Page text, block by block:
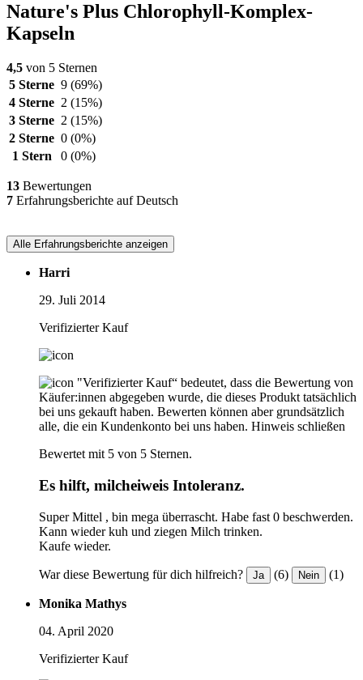
Nature's Plus Chlorophyll-Komplex-
Kapseln
4,5 von 5 Sternen
5 Sterne 9 (69%)
4 Sterne 2 (15%)
3 Sterne 2 (15%)
2 Sterne 0 (0%)
1 Stern
0 (0%)
13 Bewertungen
7 Erfahrungsberichte auf Deutsch
Alle Erfahrungsberichte anzeigen
Harri
29. Juli 2014
Verifizierter Kauf
"Verifizierter Kauf“ bedeutet, dass die Bewertung von
Käufer:innen abgegeben wurde, die dieses Produkt tatsächlich
bei uns gekauft haben. Bewerten können aber grundsätzlich
alle, die ein Kundenkonto bei uns haben. Hinweis schließen
Bewertet mit 5 von 5 Sternen.
Es hilft, milcheiweis Intoleranz.
Super Mittel , bin mega überrascht. Habe fast 0 beschwerden.
Kann wieder kuh und ziegen Milch trinken.
Kaufe wieder.
War diese Bewertung für dich hilfreich? Ja (6) Nein (1)
Monika Mathys
04. April 2020
Verifizierter Kauf